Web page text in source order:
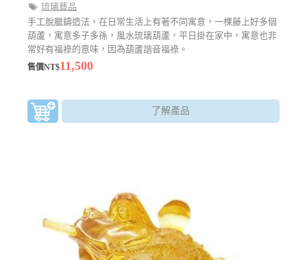
琉璃藝品
手工脫臘鑄造法，在日常生活上有著不同寓意，一棵藤上好多個
葫蘆，寓意多子多孫，風水琉璃葫蘆，平日掛在家中，寓意也非
常好有福祿的意味，因為葫蘆諧音福祿。
售價NT$11,500
了解產品